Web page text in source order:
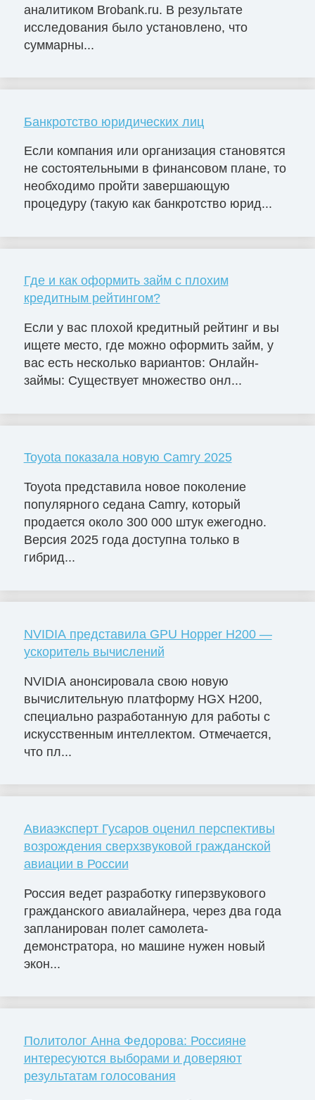
аналитиком Brobank.ru. В результате
исследования было установлено, что
суммарны...
Банкротство юридических лиц
Если компания или организация становятся
не состоятельными в финансовом плане, то
необходимо пройти завершающую
процедуру (такую как банкротство юрид...
Где и как оформить займ с плохим
кредитным рейтингом?
Если у вас плохой кредитный рейтинг и вы
ищете место, где можно оформить займ, у
вас есть несколько вариантов: Онлайн-
займы: Существует множество онл...
Toyota показала новую Camry 2025
Toyota представила новое поколение
популярного седана Camry, который
продается около 300 000 штук ежегодно.
Версия 2025 года доступна только в
гибрид...
NVIDIA представила GPU Hopper H200 —
ускоритель вычислений
NVIDIA анонсировала свою новую
вычислительную платформу HGX H200,
специально разработанную для работы с
искусственным интеллектом. Отмечается,
что пл...
Авиаэксперт Гусаров оценил перспективы
возрождения сверхзвуковой гражданской
авиации в России
Россия ведет разработку гиперзвукового
гражданского авиалайнера, через два года
запланирован полет самолета-
демонстратора, но машине нужен новый
экон...
Политолог Анна Федорова: Россияне
интересуются выборами и доверяют
результатам голосования